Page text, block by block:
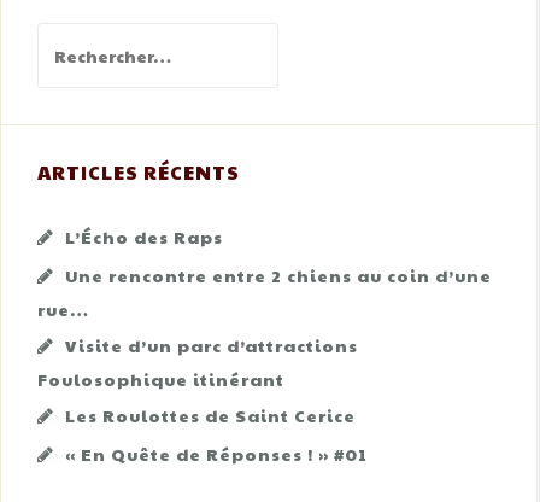
ARTICLES RÉCENTS
L’Écho des Raps
Une rencontre entre 2 chiens au coin d’une
rue…
Visite d’un parc d’attractions
Foulosophique itinérant
Les Roulottes de Saint Cerice
« En Quête de Réponses ! » #01